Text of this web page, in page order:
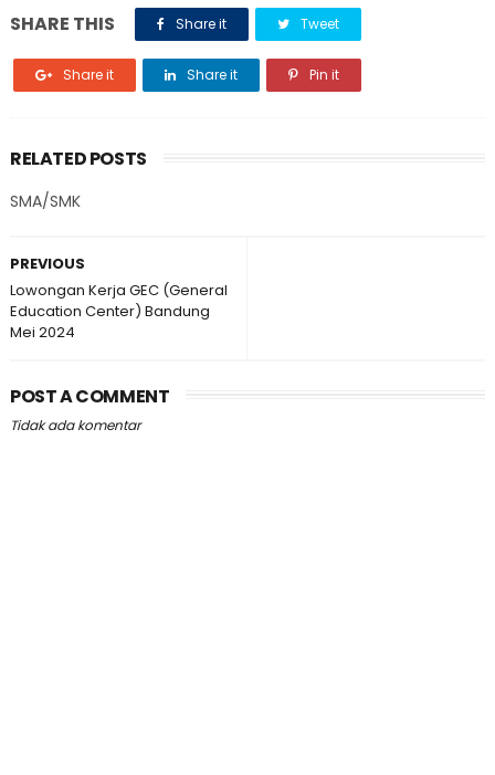
SHARE THIS Share it Tweet
Share it Share it Pin it
RELATED POSTS
SMA/SMK
PREVIOUS
Lowongan Kerja GEC (General
Education Center) Bandung
Mei 2024
POST A COMMENT
Tidak ada komentar